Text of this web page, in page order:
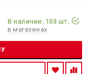
В наличии: 103 шт.
в магазинах